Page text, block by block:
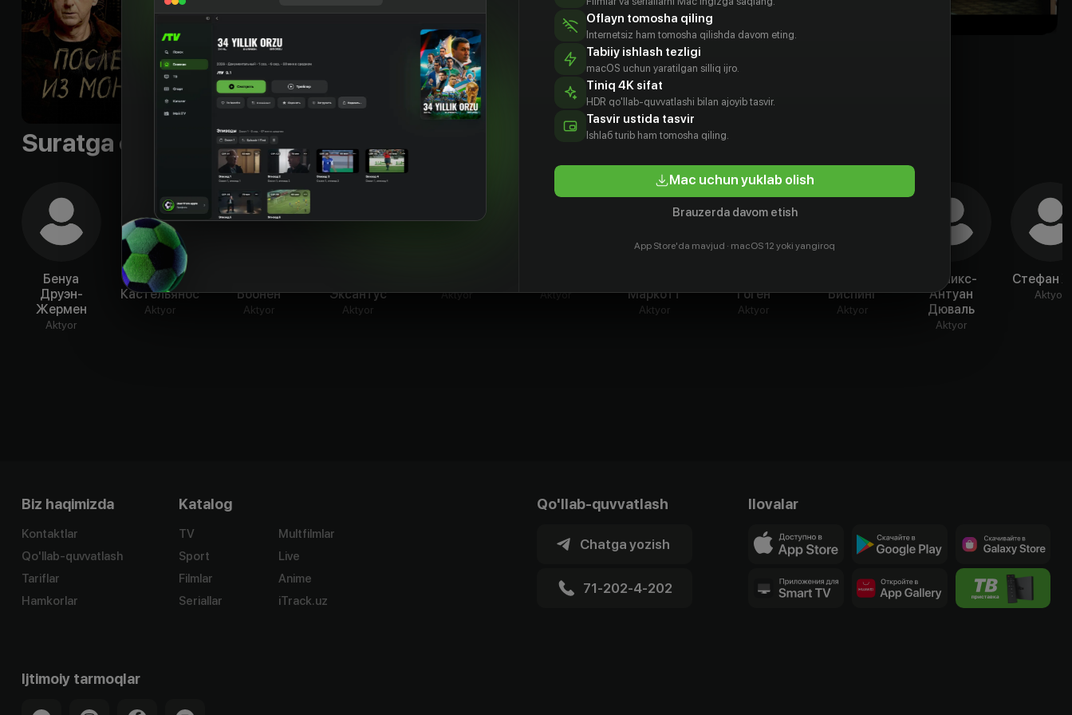
Til:
rus, fra
Sifati: HD
Suratga olish guruhi
Бенуа
Друэн-
Жермен
Aktyor
Ариана
Кастельянос
Aktyor
Боонен
Aktyor
Эксантус
Aktyor
Aktyor Aktyor
Маркотт
Aktyor
Гоген
Aktyor
Биспинг
Aktyor
Феликс-
Антуан
Дюваль
Aktyor
Стефан
Aktyor
Biz haqimizda
Kontaktlar
Qo'llab-quvvatlash
Tariflar
Hamkorlar
Katalog
TV
Sport
Filmlar
Seriallar
Multfilmlar
Live
Anime
iTrack.uz
Qo'llab-quvvatlash
Chatga yozish
71-202-4-202
Ilovalar
Ijtimoiy tarmoqlar
Oflayn tomosha qiling
Internetsiz ham tomosha qilishda davom eting.
Tabiiy ishlash tezligi
macOS uchun yaratilgan silliq ijro.
Tiniq 4K sifat
HDR qo'llab-quvvatlashi bilan ajoyib tasvir.
Tasvir ustida tasvir
Ishlаб turib ham tomosha qiling.
Mac uchun yuklab olish
Brauzerda davom etish
App Store'da mavjud · macOS 12 yoki yangiroq